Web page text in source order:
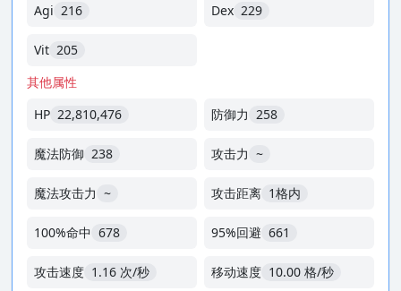
Agi 216 Dex 229
Vit 205
其他属性
HP 22,810,476 防御力 258
魔法防御 238 攻击力 ~
魔法攻击力 ~ 攻击距离 1格内
100%命中 678 95%回避 661
攻击速度 1.16 次/秒 移动速度 10.00 格/秒